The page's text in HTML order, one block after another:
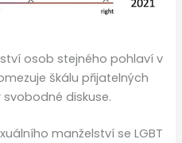
osob stejného pohlaví v
škálu přijatelných
diskuse.
manželství se LGBT